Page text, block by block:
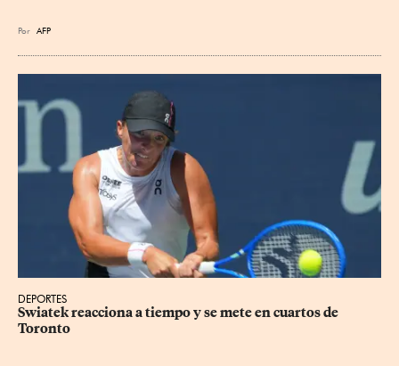
Por AFP
DEPORTES
Swiatek reacciona a tiempo y se mete en cuartos de
Toronto